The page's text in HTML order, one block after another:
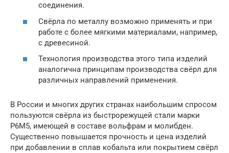
соединения.
Свёрла по металлу возможно применять и при
работе с более мягкими материалами, например,
с древесиной.
Технология производства этого типа изделий
аналогична принципам производства свёрл для
различных направлений применения.
В России и многих других странах наибольшим спросом
пользуются свёрла из быстрорежущей стали марки
Р6М5, имеющей в составе вольфрам и молибден.
Существенно повышается прочность и цена изделий
при добавлении в сплав кобальта или покрытием свёрл